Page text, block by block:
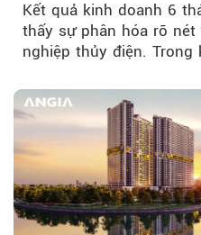
Kết quả kinh doanh 6
thấy sự phân hóa rõ
nghiệp thủy điện. Trong